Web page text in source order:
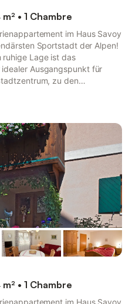
• 1 Chambre
im Haus Savoy
Sportstadt der Alpen!
ruhige Lage ist das
Ausgangspunkt für
zu den
Sportpark,
von Haus Savoy! Wir
1 befindet sich im
...
• 1 Chambre
im Haus Savoy